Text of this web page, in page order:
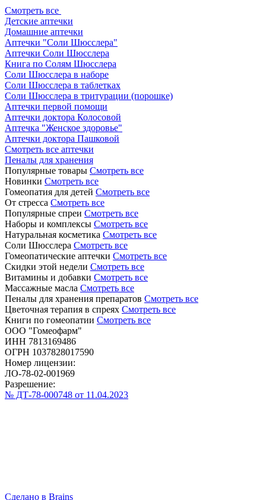
Смотреть все
Детские аптечки
Домашние аптечки
Аптечки "Соли Шюсслера"
Аптечки Соли Шюсслера
Книга по Солям Шюсслера
Соли Шюсслера в наборе
Соли Шюсслера в таблетках
Соли Шюсслера в тритурации (порошке)
Аптечки первой помощи
Аптечки доктора Колосовой
Аптечка "Женское здоровье"
Аптечки доктора Пашковой
Смотреть все аптечки
Пеналы для хранения
Популярные товары Смотреть все
Новинки Смотреть все
Гомеопатия для детей Смотреть все
От стресса Смотреть все
Популярные спреи Смотреть все
Наборы и комплексы Смотреть все
Натуральная косметика Смотреть все
Соли Шюсслера Смотреть все
Гомеопатические аптечки Смотреть все
Скидки этой недели Смотреть все
Витамины и добавки Смотреть все
Массажные масла Смотреть все
Пеналы для хранения препаратов Смотреть все
Цветочная терапия в спреях Смотреть все
Книги по гомеопатии Смотреть все
ООО "Гомеофарм"
ИНН 7813169486
ОГРН 1037828017590
Номер лицензии:
ЛО-78-02-001969
Разрешение:
№ ДТ-78-000748 от 11.04.2023
Сделано в Brains